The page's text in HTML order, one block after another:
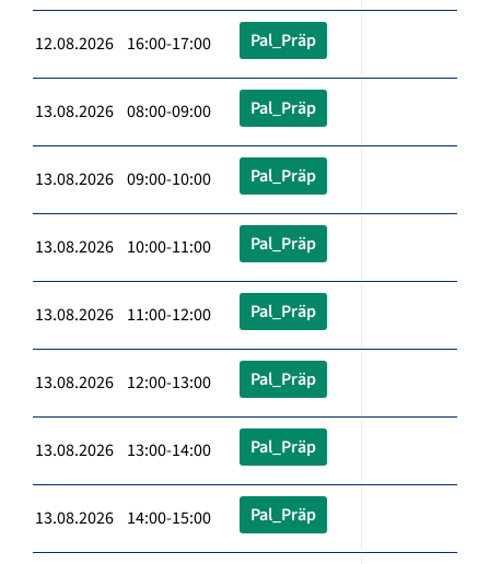
12.08.2026 16:00-17:00 Pal_Präp
13.08.2026 08:00-09:00 Pal_Präp
13.08.2026 09:00-10:00 Pal_Präp
13.08.2026 10:00-11:00 Pal_Präp
13.08.2026 11:00-12:00 Pal_Präp
13.08.2026 12:00-13:00 Pal_Präp
13.08.2026 13:00-14:00 Pal_Präp
13.08.2026 14:00-15:00 Pal_Präp